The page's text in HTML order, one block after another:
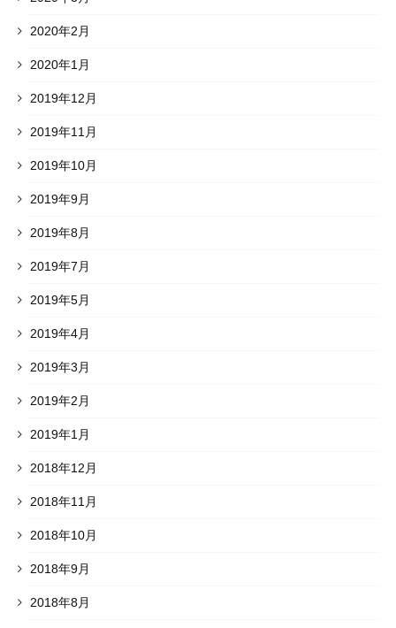
2020年2月
2020年1月
2019年12月
2019年11月
2019年10月
2019年9月
2019年8月
2019年7月
2019年5月
2019年4月
2019年3月
2019年2月
2019年1月
2018年12月
2018年11月
2018年10月
2018年9月
2018年8月